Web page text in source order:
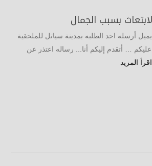
بسبب الجمال
أرسله احد الطلبه بمدينة سياتل للملحقية
عليكم … أتقدم إليكم أنا... رساله اعتذر عن
اقرأ المزيد